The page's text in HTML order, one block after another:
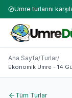
Umre turlarını
Umre Turları
Ekonomik Umre -
Ana Sayfa/Turlar/
Ekonomik Umre - 14
Tüm Turlar